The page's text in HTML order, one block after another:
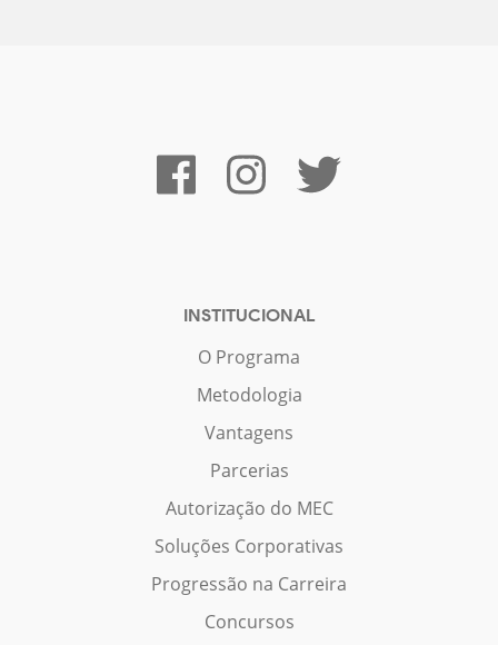
INSTITUCIONAL
O Programa
Metodologia
Vantagens
Parcerias
Autorização do MEC
Soluções Corporativas
Progressão na Carreira
Concursos